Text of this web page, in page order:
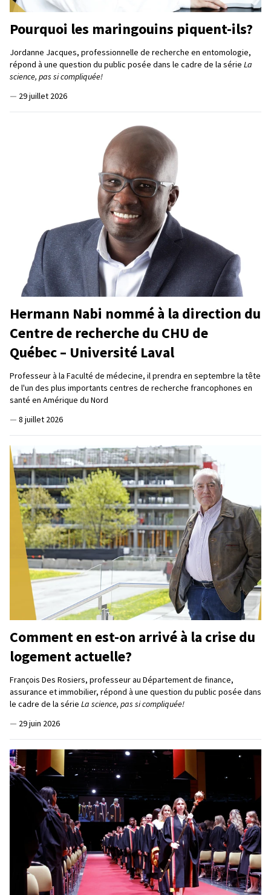
Pourquoi les maringouins piquent-ils?
Jordanne Jacques, professionnelle de recherche en entomologie,
répond à une question du public posée dans le cadre de la série La
science, pas si compliquée!
— 29 juillet 2026
Hermann Nabi nommé à la direction du
Centre de recherche du CHU de
Québec – Université Laval
Professeur à la Faculté de médecine, il prendra en septembre la tête
de l'un des plus importants centres de recherche francophones en
santé en Amérique du Nord
— 8 juillet 2026
Comment en est-on arrivé à la crise du
logement actuelle?
François Des Rosiers, professeur au Département de finance,
assurance et immobilier, répond à une question du public posée dans
le cadre de la série La science, pas si compliquée!
— 29 juin 2026